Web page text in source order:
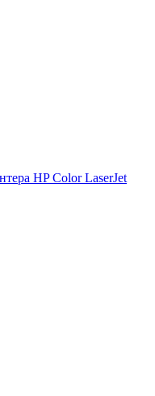
HP Color LaserJet